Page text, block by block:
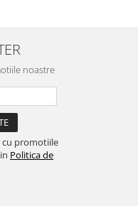
noastre
cu promotiile
Politica de